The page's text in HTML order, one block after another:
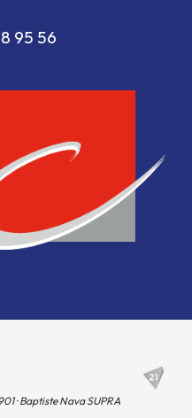
07 56 38 95 56
· Baptiste Nava SUPRA